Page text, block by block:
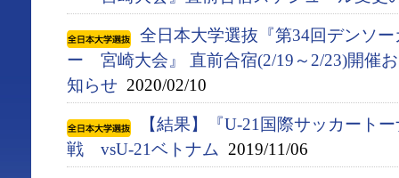
全日本大学選抜『第34回デンソ
ー 宮崎大会』 直前合宿(2/19～2/23)開催
知らせ 2020/02/10
【結果】『U-21国際サッカート
戦 vsU-21ベトナム 2019/11/06